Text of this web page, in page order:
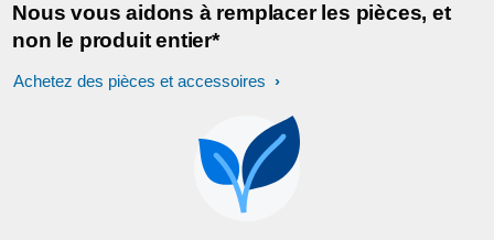
Nous vous aidons à remplacer les pièces, et
non le produit entier*
Achetez des pièces et accessoires